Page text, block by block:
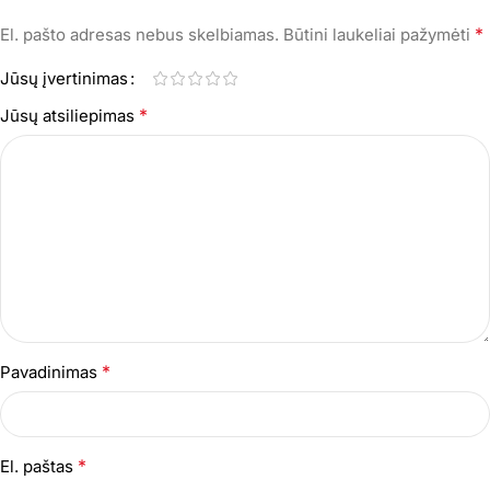
El. pašto adresas nebus skelbiamas. Būtini laukeliai pažymėti *
Jūsų įvertinimas
Jūsų atsiliepimas *
Pavadinimas *
El. paštas *